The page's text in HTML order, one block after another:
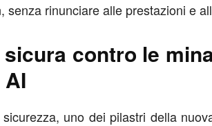
senza rinunciare alle prestazioni e
sicura contro le
uno dei pilastri della